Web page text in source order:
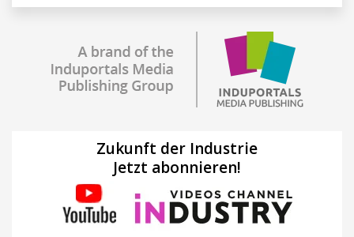
Zukunft der Industrie
Jetzt abonnieren!